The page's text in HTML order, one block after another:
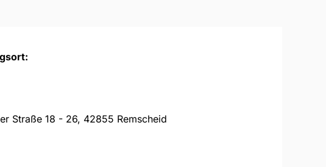
Straße 18 - 26, 42855 Remscheid